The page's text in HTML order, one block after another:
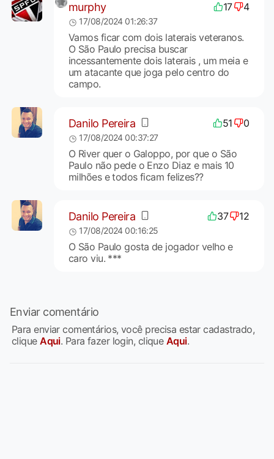
murphy 17 4
17/08/2024 01:26:37
Vamos ficar com dois laterais veteranos.
O São Paulo precisa buscar
incessantemente dois laterais , um meia e
um atacante que joga pelo centro do
campo.
Danilo Pereira 51 0
17/08/2024 00:37:27
O River quer o Galoppo, por que o São
Paulo não pede o Enzo Diaz e mais 10
milhões e todos ficam felizes??
Danilo Pereira 37 12
17/08/2024 00:16:25
O São Paulo gosta de jogador velho e
caro viu. ***
Enviar comentário
Para enviar comentários, você precisa estar cadastrado,
cliqueAqui. Para fazer login, clique Aqui.